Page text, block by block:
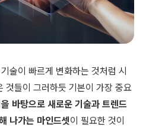
술이 빠르게 변화하는 것처럼 시
것들이 그러하듯 기본이 가장 중요
바탕으로 새로운 기술과 트렌드
나가는 마인드셋이 필요한 것이